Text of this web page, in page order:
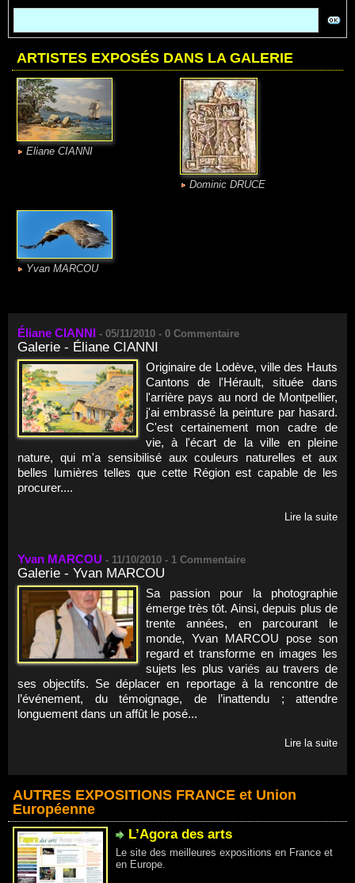
ARTISTES EXPOSÉS DANS LA GALERIE
Eliane CIANNI
Dominic DRUCE
Yvan MARCOU
Éliane CIANNI - 05/11/2010 - 0 Commentaire
Galerie - Éliane CIANNI
Originaire de Lodève, ville des Hauts
Cantons de l'Hérault, située dans
l'arrière pays au nord de Montpellier,
j'ai embrassé la peinture par hasard.
C'est certainement mon cadre de
vie, à l'écart de la ville en pleine
nature, qui m'a sensibilisé aux couleurs naturelles et aux
belles lumières telles que cette Région est capable de les
procurer....
Lire la suite
Yvan MARCOU - 11/10/2010 - 1 Commentaire
Galerie - Yvan MARCOU
Sa passion pour la photographie
émerge très tôt. Ainsi, depuis plus de
trente années, en parcourant le
monde, Yvan MARCOU pose son
regard et transforme en images les
sujets les plus variés au travers de
ses objectifs. Se déplacer en reportage à la rencontre de
l’événement, du témoignage, de l’inattendu ; attendre
longuement dans un affût le posé...
Lire la suite
AUTRES EXPOSITIONS FRANCE et Union
Européenne
L’Agora des arts
Le site des meilleures expositions en France et
en Europe.